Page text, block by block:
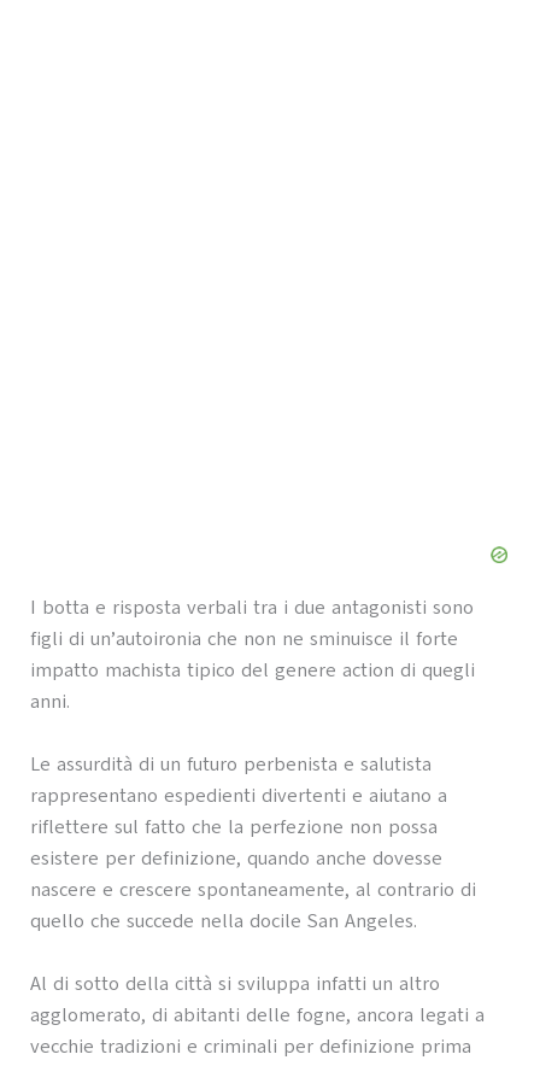
I botta e risposta verbali tra i due antagonisti sono
figli di un’autoironia che non ne sminuisce il forte
impatto machista tipico del genere action di quegli
anni.
Le assurdità di un futuro perbenista e salutista
rappresentano espedienti divertenti e aiutano a
riflettere sul fatto che la perfezione non possa
esistere per definizione, quando anche dovesse
nascere e crescere spontaneamente, al contrario di
quello che succede nella docile San Angeles.
Al di sotto della città si sviluppa infatti un altro
agglomerato, di abitanti delle fogne, ancora legati a
vecchie tradizioni e criminali per definizione prima